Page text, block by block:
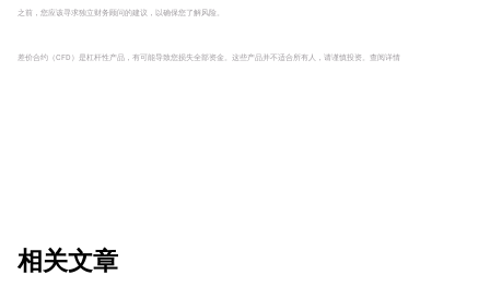
之前，您应该寻求独立财务顾问的建议，以确保您了解风险。
差价合约（CFD）是杠杆性产品，有可能导致您损失全部资金。这些产品并不适合所有人，请谨慎投资。 查阅详情
相关文章